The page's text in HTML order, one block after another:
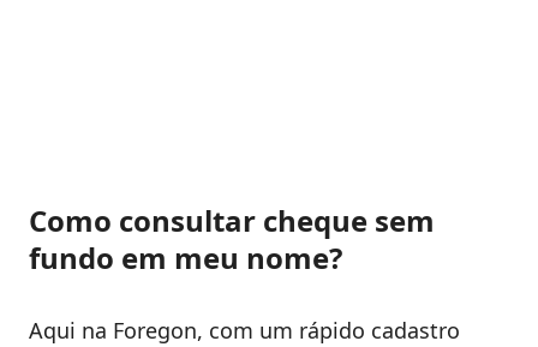
Como consultar cheque sem
fundo em meu nome?
Aqui na Foregon, com um rápido cadastro